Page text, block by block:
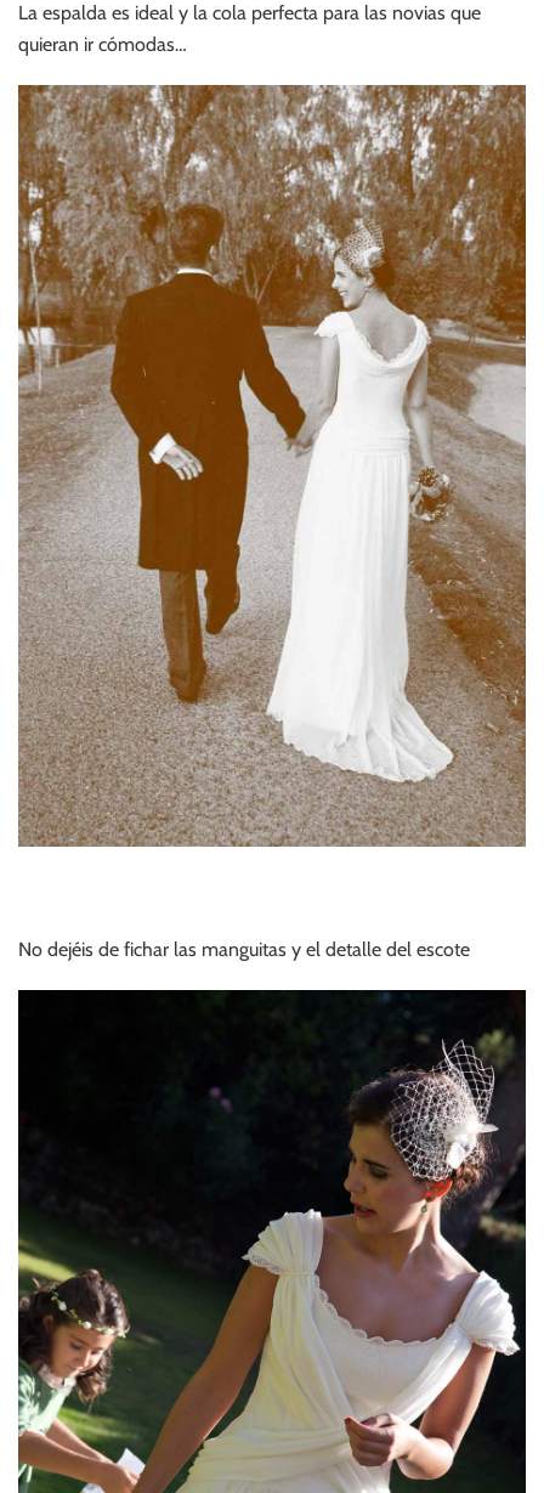
La espalda es ideal y la cola perfecta para las novias que
quieran ir cómodas…
No dejéis de fichar las manguitas y el detalle del escote